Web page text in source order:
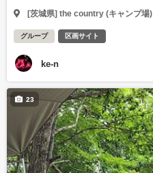
[茨城県] the country (キャンプ場)
グループ 区画サイト
ke-n
23